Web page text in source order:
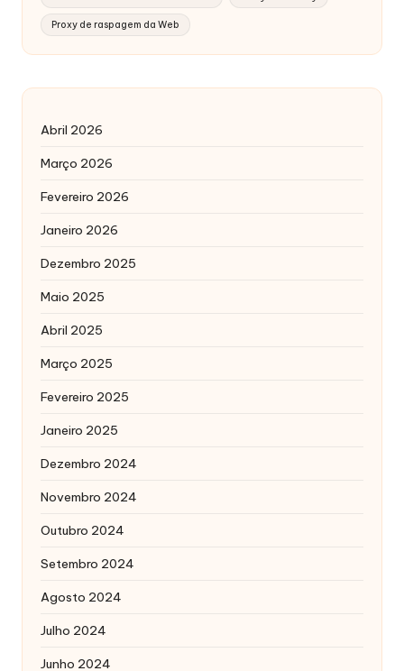
Proxy de raspagem da Web
Abril 2026
Março 2026
Fevereiro 2026
Janeiro 2026
Dezembro 2025
Maio 2025
Abril 2025
Março 2025
Fevereiro 2025
Janeiro 2025
Dezembro 2024
Novembro 2024
Outubro 2024
Setembro 2024
Agosto 2024
Julho 2024
Junho 2024